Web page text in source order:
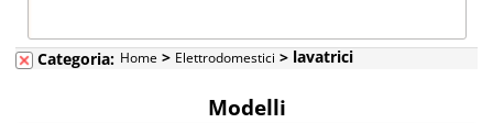
Scala
Categoria: Home > Elettrodomestici > lavatrici
Modelli